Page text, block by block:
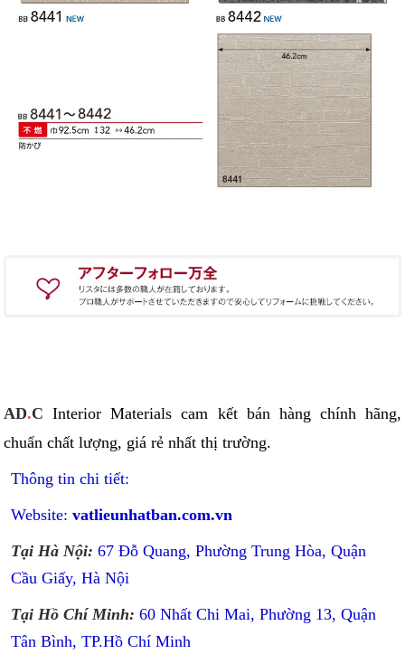
AD.C Interior Materials cam kết bán hàng chính hãng,
chuẩn chất lượng, giá rẻ nhất thị trường.
Thông tin chi tiết:
Website: vatlieunhatban.com.vn
Tại Hà Nội: 67 Đỗ Quang, Phường Trung Hòa, Quận
Cầu Giấy, Hà Nội
Tại Hồ Chí Minh: 60 Nhất Chi Mai, Phường 13, Quận
Tân Bình, TP.Hồ Chí Minh